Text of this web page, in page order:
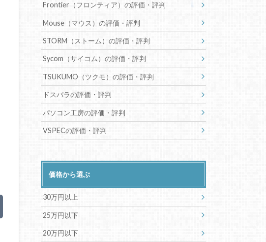
Frontier（フロンティア）の評価・評判
Mouse（マウス）の評価・評判
STORM（ストーム）の評価・評判
Sycom（サイコム）の評価・評判
TSUKUMO（ツクモ）の評価・評判
ドスパラの評価・評判
パソコン工房の評価・評判
VSPECの評価・評判
価格から選ぶ
30万円以上
25万円以下
20万円以下